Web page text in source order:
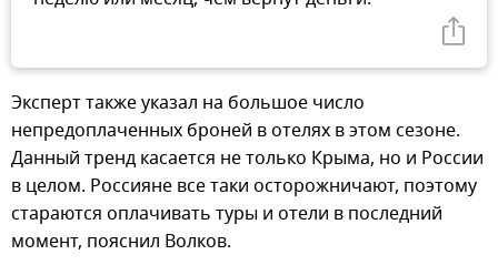
Эксперт также указал на большое число
непредоплаченных броней в отелях в этом сезоне.
Данный тренд касается не только Крыма, но и России
в целом. Россияне все таки осторожничают, поэтому
стараются оплачивать туры и отели в последний
момент, пояснил Волков.